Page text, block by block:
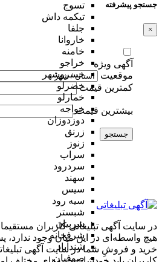
تسوج
تیکمه داش
جلفا
خاروانا
خامنه
خراجو
خسروشهر
خضرلو
خمارلو
خواجه
دوزدوزان
زرنق
زنوز
سراب
سردرود
سهند
سیس
سیه رود
شبستر
شربیان
شرفخانه
شندآباد
صوفیان
جستجو پیشرفته
×
آگهی ویژه
موقعیت
کمترین قیمت
بیشترین قیمت
جستجو
در سایت آگهی تبلیغاتی کاربران
هیچ واسطه‌ای در این میان وجود ندارد،
خرید و فروشِ شما در سایت آگهی